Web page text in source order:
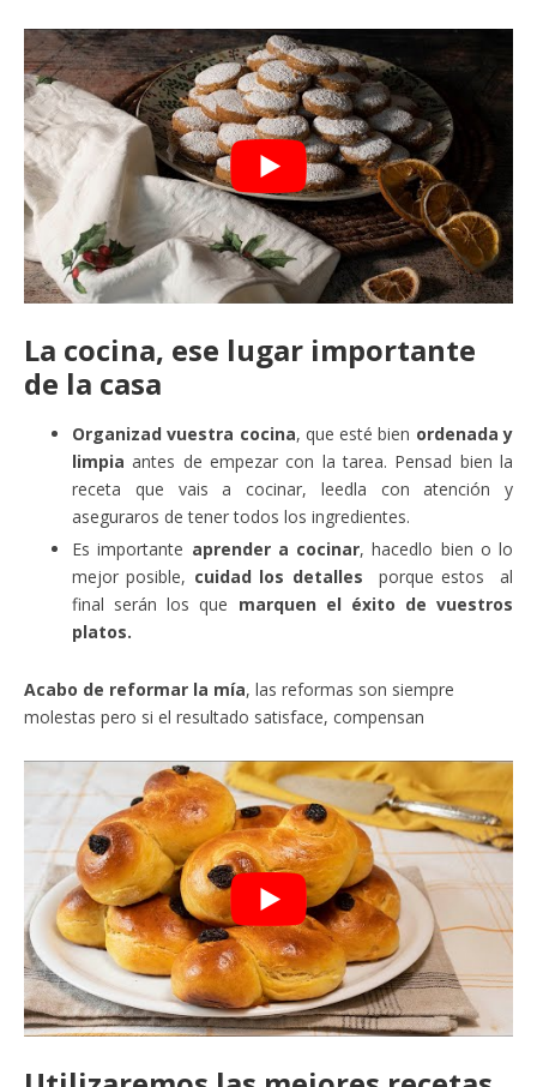
La cocina, ese lugar importante
de la casa
Organizad vuestra cocina, que esté bien ordenada y
limpia antes de empezar con la tarea. Pensad bien la
receta que vais a cocinar, leedla con atención y
aseguraros de tener todos los ingredientes.
Es importante aprender a cocinar, hacedlo bien o lo
mejor posible, cuidad los detalles porque estos al
final serán los que marquen el éxito de vuestros
platos.
Acabo de reformar la mía, las reformas son siempre
molestas pero si el resultado satisface, compensan